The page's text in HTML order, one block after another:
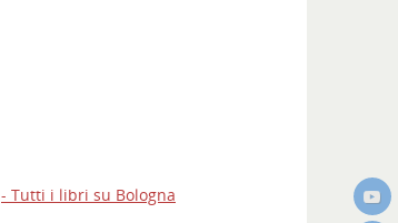
- Tutti i libri su Bologna